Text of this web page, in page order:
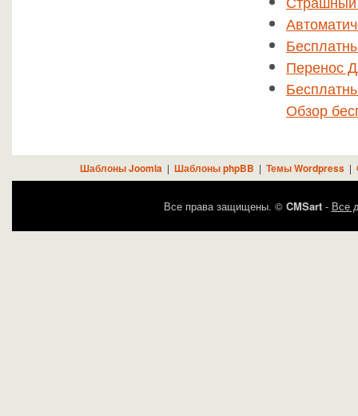
Перенос
Обзор
Шаблоны Joomla | Шаблоны phpBB | Темы Wordpress|
Все права защищены. © CMSart- Все